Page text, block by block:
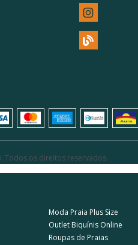
Todos os direitos reservados.
Moda Praia Plus Size
Outlet Biquínis Online
Roupas de Praias